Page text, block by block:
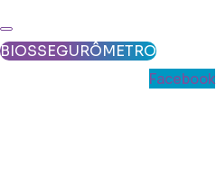
BIOSSEGURÔMETRO
Facebook